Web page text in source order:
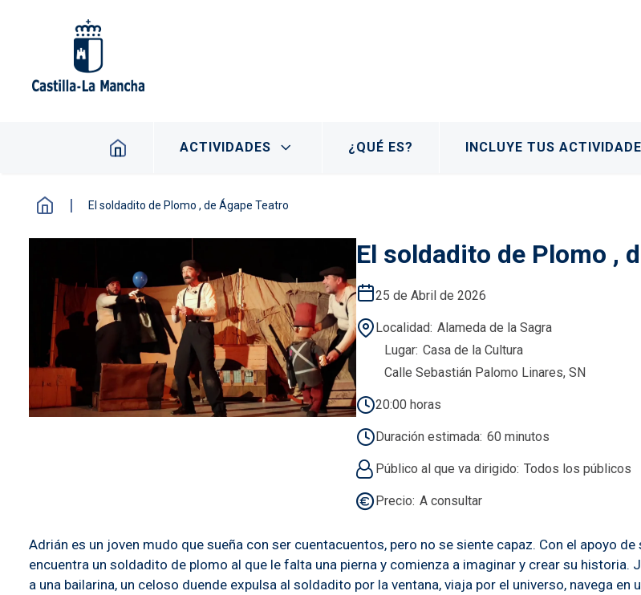
Navegación principal
ACTIVIDADES ¿QUÉ ES? INCLUYE TUS
El soldadito de Plomo , de Ágape Teatro
El soldadito de Plomo ,
25 de Abril de 2026
Localidad Alameda de la Sagra
Lugar Casa de la Cultura
Calle Sebastián Palomo Linares, SN
20:00 horas
Duración estimada 60 minutos
Público al que va dirigido Todos los públicos
Precio A consultar
Adrián es un joven mudo que sueña con ser cuentacuentos, pero no se siente capaz. Con el apoyo
encuentra un soldadito de plomo al que le falta una pierna y comienza a imaginar y crear su
a una bailarina, un celoso duende expulsa al soldadito por la ventana, viaja por el universo, navega